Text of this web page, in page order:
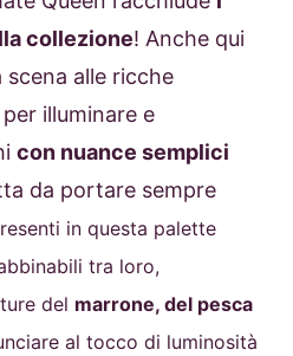
collezione! Anche qui
scena alle ricche
illuminare e
con nuance semplici
da portare sempre
in questa palette
tra loro,
del marrone, del pesca
al tocco di luminosità